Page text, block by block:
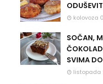
kolovoza
SOČAN,
SVIMA
listopada